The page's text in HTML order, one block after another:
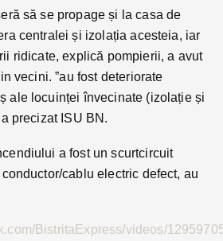
să se propage și la casa de
centralei și izolația acesteia, iar
ridicate, explică pompierii, a avut
vecini. ”au fost deteriorate
ale locuinței învecinate (izolație și
a precizat ISU BN.
a fost un scurtcircuit
conductor/cablu electric defect, au
BistritaExpress/videos/